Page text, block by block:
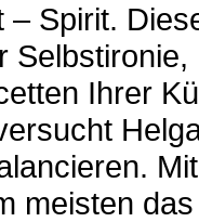
– Spirit.
Ihrer
meisten